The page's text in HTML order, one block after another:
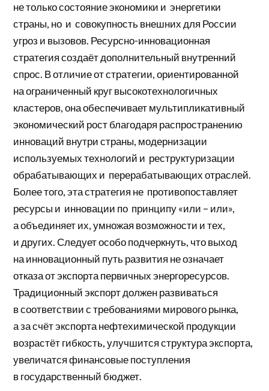
не только состояние экономики и энергетики
страны, но и совокупность внешних для России
угроз и вызовов. Ресурсно-инновационная
стратегия создаёт дополнительный внутренний
спрос. В отличие от стратегии, ориентированной
на ограниченный круг высокотехнологичных
кластеров, она обеспечивает мультипликативный
экономический рост благодаря распространению
инноваций внутри страны, модернизации
используемых технологий и реструктуризации
обрабатывающих и перерабатывающих отраслей.
Более того, эта стратегия не противопоставляет
ресурсы и инновации по принципу «или – или»,
а объединяет их, умножая возможности и тех,
и других. Следует особо подчеркнуть, что выход
на инновационный путь развития не означает
отказа от экспорта первичных энергоресурсов.
Традиционный экспорт должен развиваться
в соответствии с требованиями мирового рынка,
а за счёт экспорта нефтехимической продукции
возрастёт гибкость, улучшится структура экспорта,
увеличатся финансовые поступления
в государственный бюджет.